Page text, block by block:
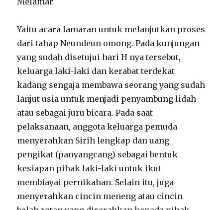
Yaitu acara lamaran untuk melanjutkan proses
dari tahap Neundeun omong. Pada kunjungan
yang sudah disetujui hari H nya tersebut,
keluarga laki-laki dan kerabat terdekat
kadang sengaja membawa seorang yang sudah
lanjut usia untuk menjadi penyambung lidah
atau sebagai juru bicara. Pada saat
pelaksanaan, anggota keluarga pemuda
menyerahkan Sirih lengkap dan uang
pengikat (panyangcang) sebagai bentuk
kesiapan pihak laki-laki untuk ikut
membiayai pernikahan. Selain itu, juga
menyerahkan cincin meneng atau cincin